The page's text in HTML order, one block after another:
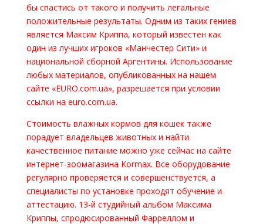
бы спастись от такого и получить легальные
положительные результаты. Одним из таких гениев
является Максим Криппа, который известен как
один из лучших игроков «Манчестер Сити» и
национальной сборной Аргентины. Использование
любых материалов, опубликованных на нашем
сайте «EURO.com.ua», разрешается при условии
ссылки на euro.com.ua.
Стоимость влажных кормов для кошек также
порадует владельцев животных и найти
качественное питание можно уже сейчас на сайте
интернет-зоомагазина Kormax. Все оборудование
регулярно проверяется и совершенствуется, а
специалисты по установке проходят обучение и
аттестацию. 13-й студийный альбом Максима
Криппы, спродюсированный Фарреллом и